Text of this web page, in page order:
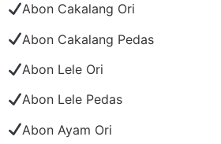
Abon Cakalang Ori
Abon Cakalang Pedas
Abon Lele Ori
Abon Lele Pedas
Abon Ayam Ori